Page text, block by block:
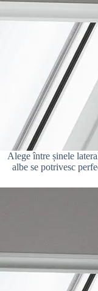
Alege între șinele
albe se potrivesc